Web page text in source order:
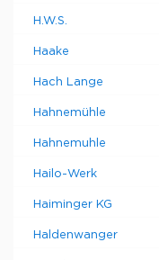
H.W.S.
Haake
Hach Lange
Hahnemühle
Hahnemuhle
Hailo-Werk
Haiminger KG
Haldenwanger